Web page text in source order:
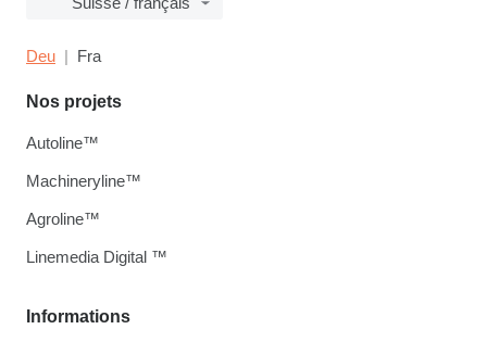
Deu Fra
Informations
Nos projets
Autoline™
Machineryline™
Agroline™
Linemedia Digital ™